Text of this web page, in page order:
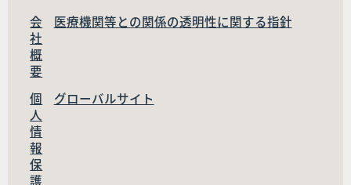
会
社
概
要
医療機関等との関係の透明性に関する指針
個
人
情
報
保
護
グローバルサイト